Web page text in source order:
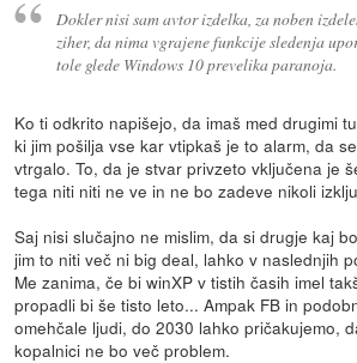
Dokler nisi sam avtor izdelka, za noben
ziher, da nima vgrajene funkcije sledenja
tole glede Windows 10 prevelika paranoja.
Ko ti odkrito napišejo, da imaš med drugimi
ki jim pošilja vse kar vtipkaš je to alarm, da
vtrgalo. To, da je stvar privzeto vključena je
tega niti niti ne ve in ne bo zadeve nikoli
Saj nisi slučajno ne mislim, da si drugje kaj
jim to niti več ni big deal, lahko v naslednjih
Me zanima, če bi winXP v tistih časih imel
propadli bi še tisto leto... Ampak FB in
omehčale ljudi, do 2030 lahko pričakujemo,
kopalnici ne bo več problem.